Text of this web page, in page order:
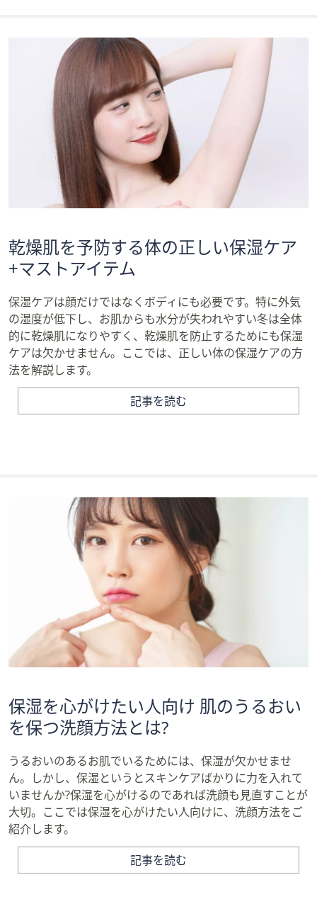
乾燥肌を予防する体の正しい保湿ケア
+マストアイテム
保湿ケアは顔だけではなくボディにも必要です。特に外気
の湿度が低下し、お肌からも水分が失われやすい冬は全体
的に乾燥肌になりやすく、乾燥肌を防止するためにも保湿
ケアは欠かせません。ここでは、正しい体の保湿ケアの方
法を解説します。
記事を読む
保湿を心がけたい人向け 肌のうるおい
を保つ洗顔方法とは?
うるおいのあるお肌でいるためには、保湿が欠かせませ
ん。しかし、保湿というとスキンケアばかりに力を入れて
いませんか?保湿を心がけるのであれば洗顔も見直すことが
大切。ここでは保湿を心がけたい人向けに、洗顔方法をご
紹介します。
記事を読む